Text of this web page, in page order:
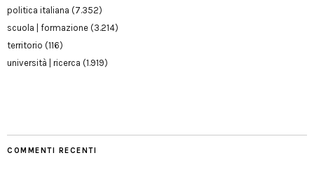
politica italiana (7.352)
scuola | formazione (3.214)
territorio (116)
università | ricerca (1.919)
COMMENTI RECENTI